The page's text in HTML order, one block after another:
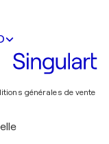
générales de vente